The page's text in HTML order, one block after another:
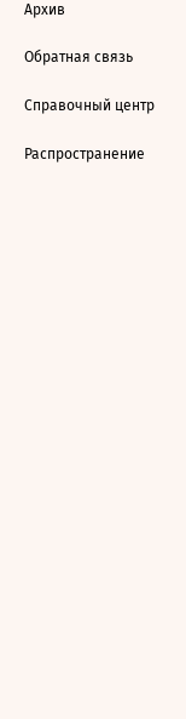
Архив
Обратная связь
Справочный центр
Распространение